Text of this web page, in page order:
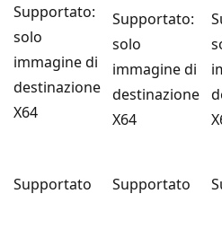
Supportato:
solo
immagine di
destinazione
X64
Supportato:
solo
immagine di
destinazione
X64
Supportato Supportato